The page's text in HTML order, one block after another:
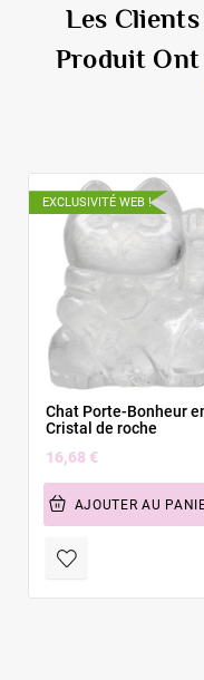
Les
Produit Ont
EXCLUSIVITÉ WEB !
Chat Porte-Bonheur
Cristal de roche
16,68 €
AJOUTER AU